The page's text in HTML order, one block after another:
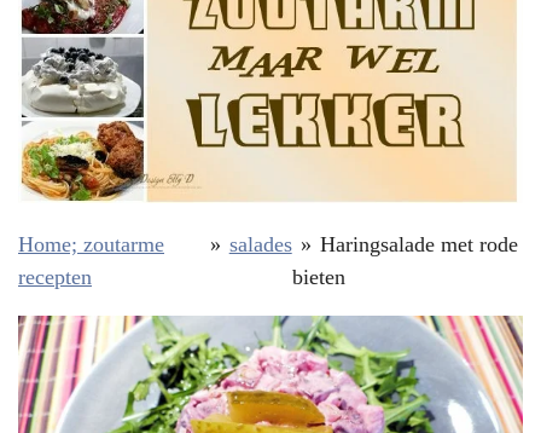
Home; zoutarme
recepten
» salades » Haringsalade met rode
bieten